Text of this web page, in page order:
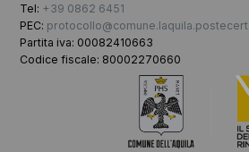
Tel: +39 0862 6451
PEC:
Partita iva: 00082410663
Codice fiscale: 80002270660